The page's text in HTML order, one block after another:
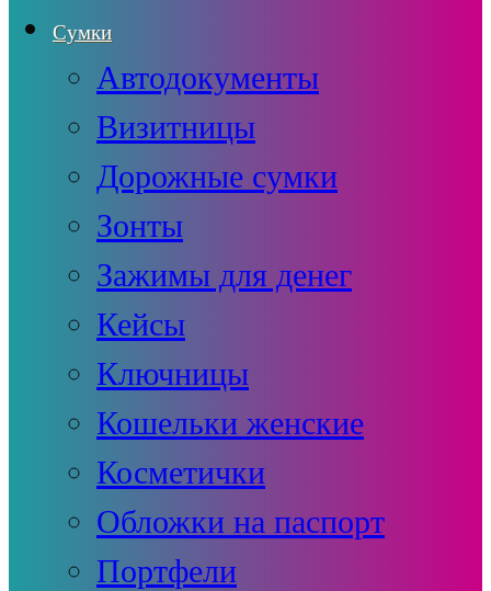
Сумки
Автодокументы
Визитницы
Дорожные сумки
Зонты
Зажимы для денег
Кейсы
Ключницы
Кошельки женские
Косметички
Обложки на паспорт
Портфели